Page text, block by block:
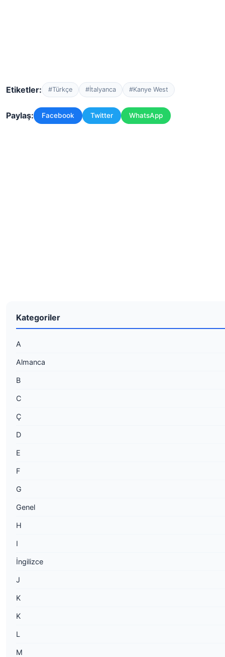
Etiketler: #Türkçe #İtalyanca #Kanye West
Paylaş: Facebook Twitter WhatsApp
Kategoriler
A
Almanca
B
C
Ç
D
E
F
G
Genel
H
I
İngilizce
J
K
K
L
M